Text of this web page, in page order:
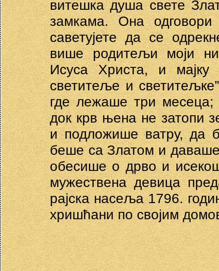
витешка душа свете
замкама. Она
саветујете да се
више родитељи моји
Исуса Христа, и
светитеље и
где лежаше три месеца;
док крв њена не затопи
и подложише ватру, да
беше са Златом и даваше
обесише о дрво и
мужествена девица
рајска насеља 1796.
хришћани по својим